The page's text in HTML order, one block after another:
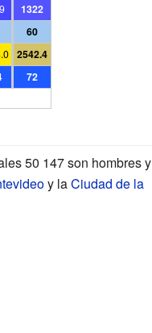
1322
60
2542.4
72
50 147 son hombres y
y laCiudad de la